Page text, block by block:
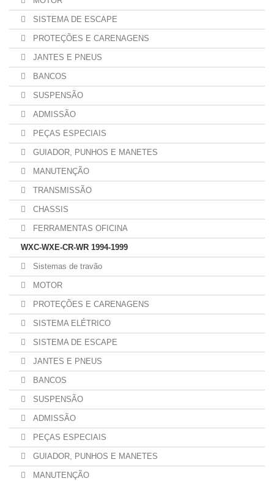
SISTEMA DE ESCAPE
PROTEÇÕES E CARENAGENS
JANTES E PNEUS
BANCOS
SUSPENSÃO
ADMISSÃO
PEÇAS ESPECIAIS
GUIADOR, PUNHOS E MANETES
MANUTENÇÃO
TRANSMISSÃO
CHASSIS
FERRAMENTAS OFICINA
WXC-WXE-CR-WR 1994-1999
Sistemas de travão
MOTOR
PROTEÇÕES E CARENAGENS
SISTEMA ELÉTRICO
SISTEMA DE ESCAPE
JANTES E PNEUS
BANCOS
SUSPENSÃO
ADMISSÃO
PEÇAS ESPECIAIS
GUIADOR, PUNHOS E MANETES
MANUTENÇÃO